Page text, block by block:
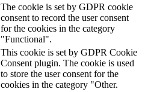
The cookie is set by GDPR cookie
consent to record the user consent
for the cookies in the category
"Functional".
This cookie is set by GDPR Cookie
Consent plugin. The cookie is used
to store the user consent for the
cookies in the category "Other.